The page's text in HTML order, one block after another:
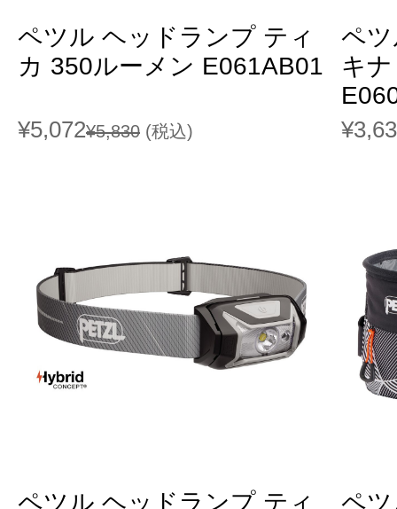
ペツル ヘッドランプ ティ
カ 350ルーメン E061AB01
¥5,072¥5,830 (税込)
ペ
キ
ペツル ヘッドランプ ティ
ペ